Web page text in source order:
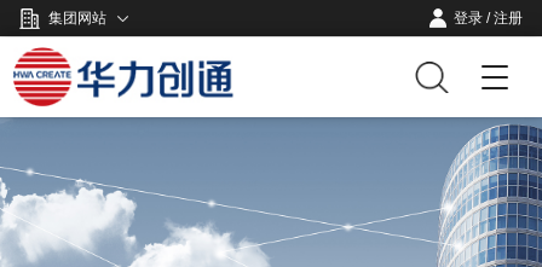
集团网站 登录 /注册